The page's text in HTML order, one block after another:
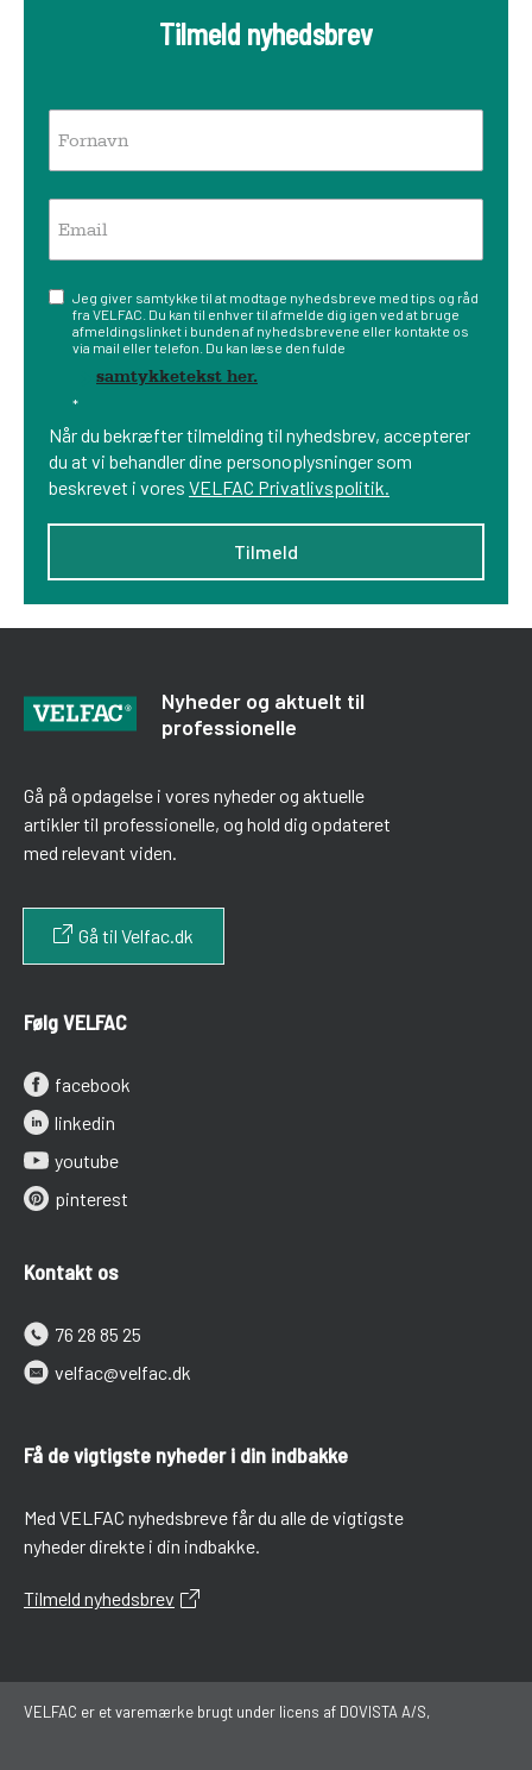
Tilmeld nyhedsbrev
Jeg giver samtykke til at modtage nyhedsbreve med tips og råd
fra VELFAC. Du kan til enhver til afmelde dig igen ved at bruge
afmeldingslinket i bunden af nyhedsbrevene eller kontakte os
via mail eller telefon. Du kan læse den fulde
samtykketekst her.
*
Når du bekræfter tilmelding til nyhedsbrev, accepterer
du at vi behandler dine personoplysninger som
beskrevet i vores VELFAC Privatlivspolitik.
Nyheder og aktuelt til
professionelle
Gå på opdagelse i vores nyheder og aktuelle
artikler til professionelle, og hold dig opdateret
med relevant viden.
Gå til Velfac.dk
Følg VELFAC
facebook
linkedin
youtube
pinterest
Kontakt os
76 28 85 25
velfac@velfac.dk
Få de vigtigste nyheder i din indbakke
Med VELFAC nyhedsbreve får du alle de vigtigste
nyheder direkte i din indbakke.
Tilmeld nyhedsbrev
VELFAC er et varemærke brugt under licens af DOVISTA A/S,